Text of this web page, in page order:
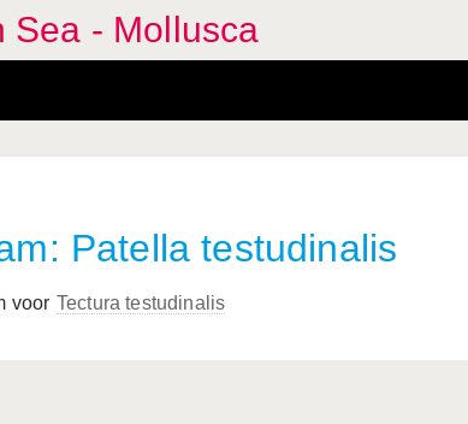
Sea - Mollusca
Patella testudinalis
voor Tectura testudinalis